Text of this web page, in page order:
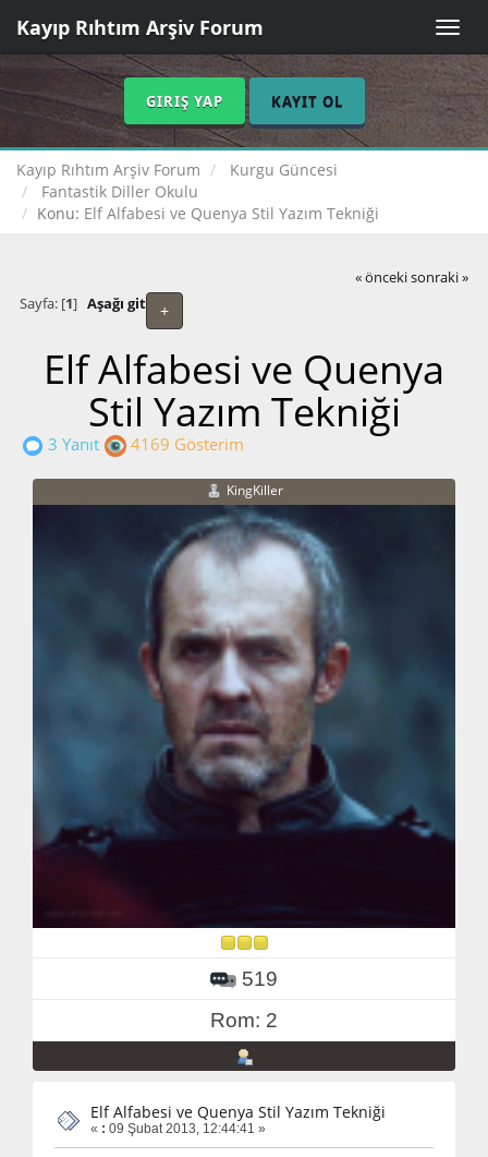
Toggle
Kayıp Rıhtım Arşiv Forum
GIRIŞ YAP KAYIT OL
Kayıp Rıhtım Arşiv Forum
Kurgu Güncesi
Fantastik Diller Okulu
Konu: Elf Alfabesi ve Quenya Stil Yazım Tekniği
« önceki sonraki »
+
Sayfa: [1] Aşağı git
Elf Alfabesi ve Quenya
Stil Yazım Tekniği
3 Yanıt 4169 Gösterim
KingKiller
519
Rom: 2
Elf Alfabesi ve Quenya Stil Yazım Tekniği
« : 09 Şubat 2013, 12:44:41 »